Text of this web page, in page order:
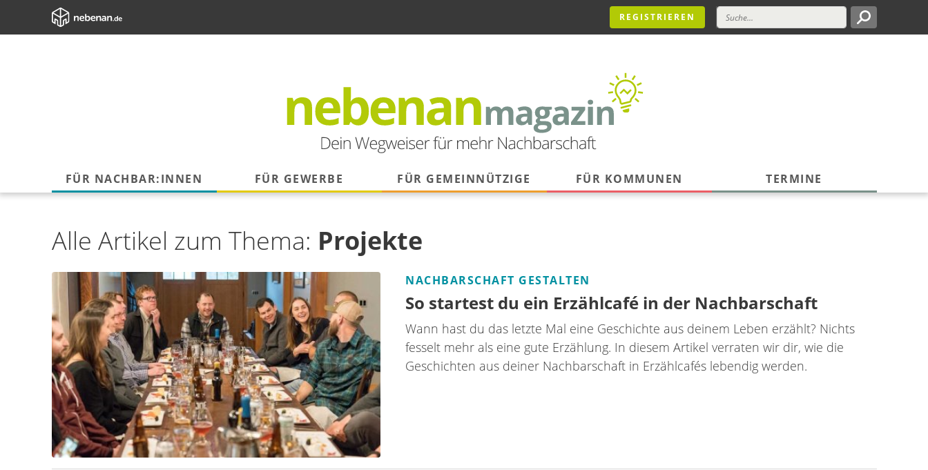
REGISTRIEREN
FÜR NACHBAR:INNEN FÜR GEWERBE FÜR GEMEINNÜTZIGE FÜR KOMMUNEN TERMINE
Alle Artikel zum Thema: Projekte
NACHBARSCHAFT GESTALTEN
So startest du ein Erzählcafé in der Nachbarschaft
Wann hast du das letzte Mal eine Geschichte aus deinem Leben erzählt? Nichts
fesselt mehr als eine gute Erzählung. In diesem Artikel verraten wir dir, wie die
Geschichten aus deiner Nachbarschaft in Erzählcafés lebendig werden.